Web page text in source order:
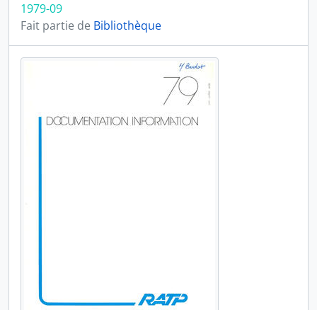
1979-09
Fait partie de Bibliothèque